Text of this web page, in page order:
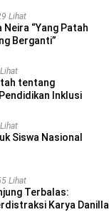
Lihat
Neira “Yang Patah
Berganti”
tentang
Inklusi
Siswa Nasional
Lihat
Terbalas:
Karya Danilla